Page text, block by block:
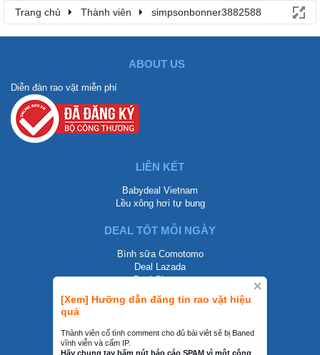
[Xem] Hưỡng dẫn đăng tin rao vặt hiệu
quả
Thành viên cố tình comment cho đủ bài viêt sẽ bị Baned
vĩnh viễn và cấm IP.
Hãy chung tay bấm nút báo cáo SPAM vì một cộng
Trang chủ Thành viên simpsonbonner3882588
ABOUT US
Diễn đàn rao vặt miễn phí
LIÊN KẾT
Babydeal Vietnam
Lều xông hơi tự bung
DEAL TỐT MỖI NGÀY
Bình sữa Comotomo
Deal Lazada
Deal Shopee
LIÊN HỆ
0858002468
contact@mraovat.vn